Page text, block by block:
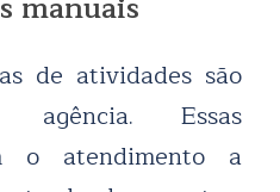
de atividades são
agência. Essas
o atendimento a